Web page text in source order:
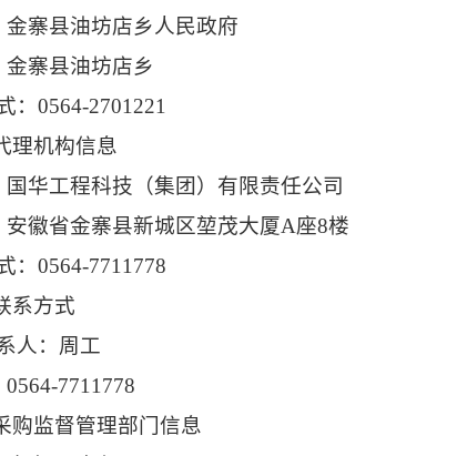
金寨县油坊店乡人民政府
金寨县油坊店乡
：0564-2701221
理机构信息
国华工程科技（集团）有限责任公司
安徽省金寨县新城区堃茂大厦A座8楼
：0564-7711778
系方式
人： 周工
0564-7711778
购监督管理部门信息